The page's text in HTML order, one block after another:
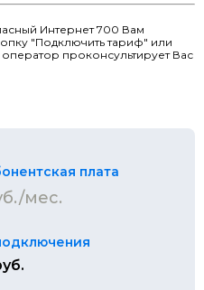
Интернет 700 Вам
"Подключить тариф" или
проконсультирует Вас
плата
мес.